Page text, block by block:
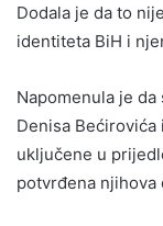
Dodala je da to
identiteta BiH i
Napomenula je
Denisa
uključene u
potvrđena njihova